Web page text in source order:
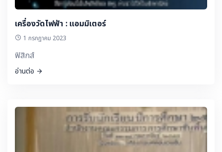
เครื่องวัดไฟฟ้า : แอมมิเตอร์
1 กรกฎาคม 2023
ฟิสิกส์
อ่านต่อ